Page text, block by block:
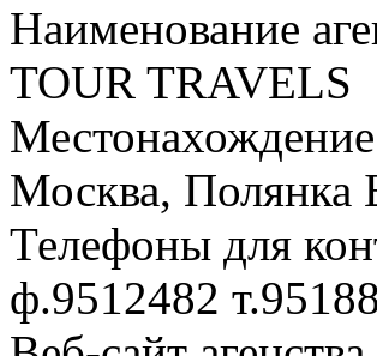
Наименование
TOUR TRAVELS
Москва, Полянка
Телефоны для
ф.9512482